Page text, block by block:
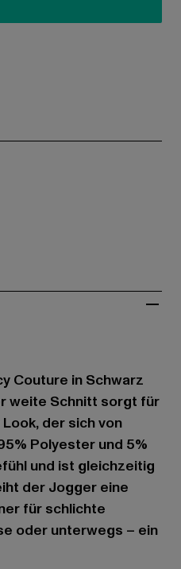
Couture in Schwarz
weite Schnitt sorgt für
der sich von
Polyester und 5%
und ist gleichzeitig
der Jogger eine
für schlichte
oder unterwegs – ein